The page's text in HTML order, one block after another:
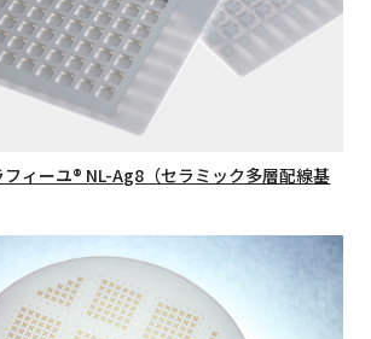
フィーユ® NL-Ag8（セラミック多層配線基